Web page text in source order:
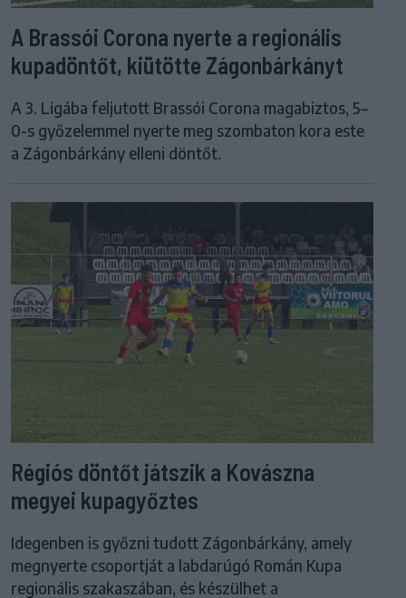
A Brassói Corona nyerte a regionális
kupadöntőt, kiütötte Zágonbárkányt
A 3. Ligába feljutott Brassói Corona magabiztos, 5–
0-s győzelemmel nyerte meg szombaton kora este
a Zágonbárkány elleni döntőt.
Régiós döntőt játszik a Kovászna
megyei kupagyőztes
Idegenben is győzni tudott Zágonbárkány, amely
megnyerte csoportját a labdarúgó Román Kupa
regionális szakaszában, és készülhet a